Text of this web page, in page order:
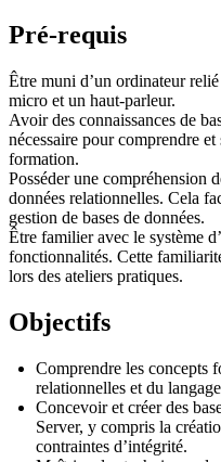
Pré-requis
Être muni d’un ordinateur
micro et un haut-parleur.
Avoir des connaissances de
nécessaire pour comprendre
formation.
Posséder une compréhension
données relationnelles. Cela
gestion de bases de données.
Être familier avec le système
fonctionnalités. Cette
lors des ateliers pratiques.
Objectifs
Comprendre les concepts
relationnelles et du
Concevoir et créer des
Server, y compris la
contraintes d’intégrité.